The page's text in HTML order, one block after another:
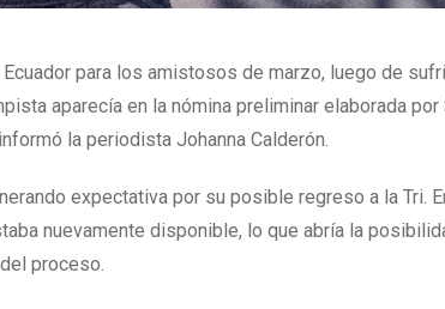
para los amistosos de marzo, luego de
aparecía en la nómina preliminar elaborada por
la periodista Johanna Calderón.
expectativa por su posible regreso a la Tri.
nuevamente disponible, lo que abría la
proceso.